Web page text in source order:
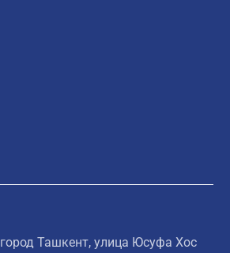
Ташкент, улица Юсуфа Хос